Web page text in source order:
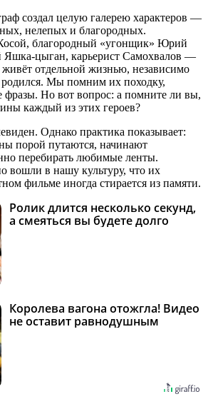
создал целую галерею характеров —
нелепых и благородных.
благородный «угонщик» Юрий
Яшка-цыган, карьерист Самохвалов —
отдельной жизнью, независимо
Мы помним их походку,
Но вот вопрос: а помните ли вы,
каждый из этих героев?
Однако практика показывает:
порой путаются, начинают
перебирать любимые ленты.
вошли в нашу культуру, что их
фильме иногда стирается из памяти.
Ролик длится несколько секунд,
а смеяться вы будете долго
Королева вагона отожгла! Видео
не оставит равнодушным